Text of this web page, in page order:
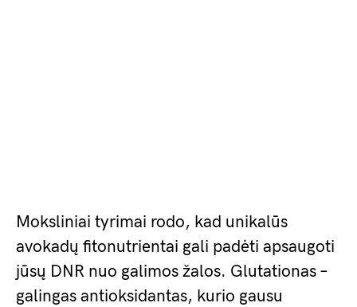
Moksliniai tyrimai rodo, kad unikalūs
avokadų fitonutrientai gali padėti apsaugoti
jūsų DNR nuo galimos žalos. Glutationas –
galingas antioksidantas, kurio gausu